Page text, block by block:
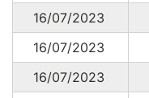
16/07/2023
16/07/2023
16/07/2023